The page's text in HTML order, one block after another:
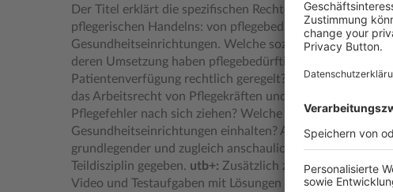
Der Titel erklärt die spezifischen Rechte und Pflichten
pflegerischen Handelns: von pflegebedürftigen
Gesundheitseinrichtungen. Welche sozialrechtlichen
deren Umsetzung haben pflegebedürftige Menschen, wie
Patientenverfügung rechtlich geregelt? Wie gestalten
das Arbeitsrecht von Pflegekräften und welche rechtlichen
Pflegefehler nach sich ziehen? Welche pflegerechtlichen
Gesundheitseinrichtungen einhalten? Anhand solcher
grundlegender und zugleich anschaulicher Einblick in
Teildisziplin gegeben. utb+: Zusätzlich zum Buch erhalten
Video und Testaufgaben mit Lösungen zur Vertiefung